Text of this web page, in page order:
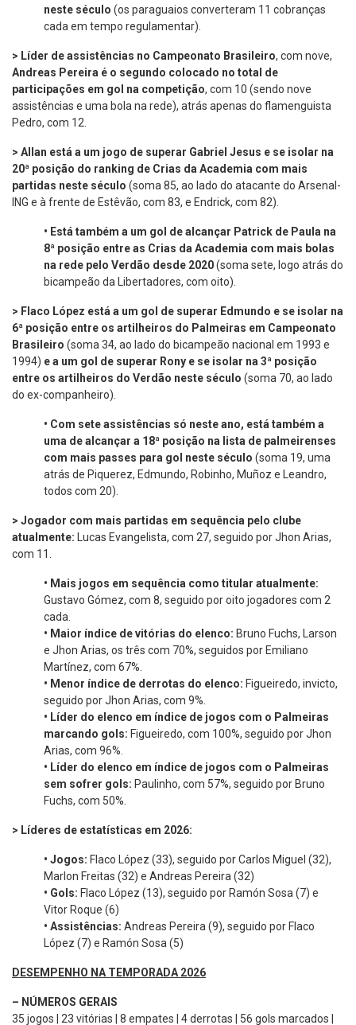
neste século (os paraguaios converteram 11 cobranças
cada em tempo regulamentar).
> Líder de assistências no Campeonato Brasileiro, com nove,
Andreas Pereira é o segundo colocado no total de
participações em gol na competição, com 10 (sendo nove
assistências e uma bola na rede), atrás apenas do flamenguista
Pedro, com 12.
> Allan está a um jogo de superar Gabriel Jesus e se isolar na
20ª posição do ranking de Crias da Academia com mais
partidas neste século (soma 85, ao lado do atacante do Arsenal-
ING e à frente de Estêvão, com 83, e Endrick, com 82).
• Está também a um gol de alcançar Patrick de Paula na
8ª posição entre as Crias da Academia com mais bolas
na rede pelo Verdão desde 2020(soma sete, logo atrás do
bicampeão da Libertadores, com oito).
> Flaco López está a um gol de superar Edmundo e se isolar na
6ª posição entre os artilheiros do Palmeiras em Campeonato
Brasileiro (soma 34, ao lado do bicampeão nacional em 1993 e
1994) e a um gol de superar Rony e se isolar na 3ª posição
entre os artilheiros do Verdão neste século (soma 70, ao lado
do ex-companheiro).
• Com sete assistências só neste ano, está também a
uma de alcançar a 18ª posição na lista de palmeirenses
com mais passes para gol neste século (soma 19, uma
atrás de Piquerez, Edmundo, Robinho, Muñoz e Leandro,
todos com 20).
> Jogador com mais partidas em sequência pelo clube
atualmente: Lucas Evangelista, com 27, seguido por Jhon Arias,
com 11.
• Mais jogos em sequência como titular atualmente:
Gustavo Gómez, com 8, seguido por oito jogadores com 2
cada.
• Maior índice de vitórias do elenco: Bruno Fuchs, Larson
e Jhon Arias, os três com 70%, seguidos por Emiliano
Martínez, com 67%.
• Menor índice de derrotas do elenco: Figueiredo, invicto,
seguido por Jhon Arias, com 9%.
• Líder do elenco em índice de jogos com o Palmeiras
marcando gols: Figueiredo, com 100%, seguido por Jhon
Arias, com 96%.
• Líder do elenco em índice de jogos com o Palmeiras
sem sofrer gols: Paulinho, com 57%, seguido por Bruno
Fuchs, com 50%.
> Líderes de estatísticas em 2026:
• Jogos: Flaco López (33), seguido por Carlos Miguel (32),
Marlon Freitas (32) e Andreas Pereira (32)
• Gols: Flaco López (13), seguido por Ramón Sosa (7) e
Vitor Roque (6)
• Assistências: Andreas Pereira (9), seguido por Flaco
López (7) e Ramón Sosa (5)
DESEMPENHO NA TEMPORADA 2026
– NÚMEROS GERAIS
35 jogos | 23 vitórias | 8 empates | 4 derrotas | 56 gols marcados |